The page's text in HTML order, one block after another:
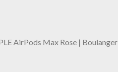
AirPods Max Rose | Boulanger